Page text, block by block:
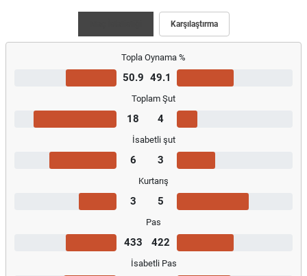
Karşılaştırma
Topla Oynama %
50.9 49.1
Toplam Şut
18 4
İsabetli şut
6 3
Kurtarış
3 5
Pas
433 422
İsabetli Pas